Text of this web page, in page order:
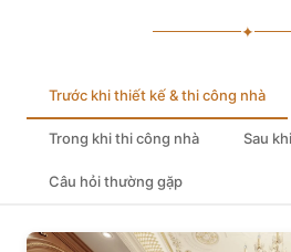
✦
Trước khi thiết kế & thi công nhà
Trong khi thi công nhà Sau
Câu hỏi thường gặp